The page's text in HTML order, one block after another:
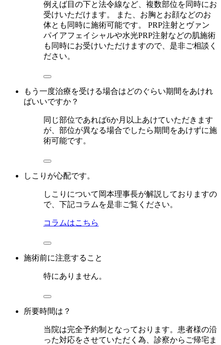
例えば目の下と法令線など、複数部位を同時にお
受けいただけます。 また、お胸とお顔などのお
体とも同時に施術可能です。 PRP注射とヴァン
パイアフェイシャルや水光PRP注射などの肌施術
も同時にお受けいただけますので、是非ご相談く
ださい。
もう一度治療を受ける場合はどのぐらい期間をあけれ
ばいいですか？
同じ部位であれば6か月以上あけていただきます
が、部位が異なる場合でしたら期間をあけずに施
術可能です。
しこりが心配です。
しこりについて岡本理事長が解説しておりますの
で、下記コラムを是非ご覧ください。
コラムはこちら
施術前に注意すること
特にありません。
所要時間は？
当院は完全予約制となっております。患者様の沿
った対応をさせていただく為、診察からご帰宅ま